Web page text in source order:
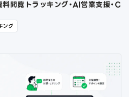
料閲覧トラッキング・AI営業支援・C
ング